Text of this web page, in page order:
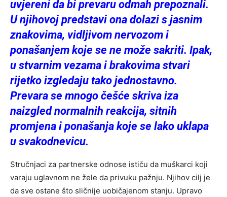
uvjereni da bi prevaru odmah prepoznali.
U njihovoj predstavi ona dolazi s jasnim
znakovima, vidljivom nervozom i
ponašanjem koje se ne može sakriti. Ipak,
u stvarnim vezama i brakovima stvari
rijetko izgledaju tako jednostavno.
Prevara se mnogo češće skriva iza
naizgled normalnih reakcija, sitnih
promjena i ponašanja koje se lako uklapa
u svakodnevicu.
Stručnjaci za partnerske odnose ističu da muškarci koji
varaju uglavnom ne žele da privuku pažnju. Njihov cilj je
da sve ostane što sličnije uobičajenom stanju. Upravo